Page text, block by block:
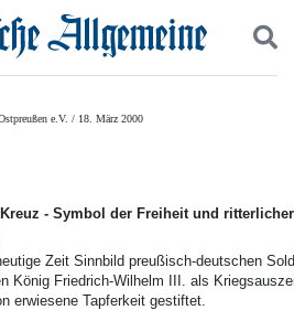
Politik
Pommern
e.V. / 18. März 2000
Kreuz - Symbol der Freiheit und
Zeit Sinnbild preußisch-deutschen
König Friedrich-Wilhelm III. als
erwiesene Tapferkeit gestiftet.